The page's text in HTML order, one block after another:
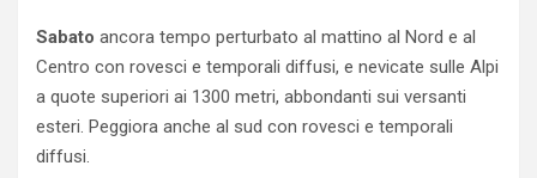
Sabato ancora tempo perturbato al mattino al Nord e al
Centro con rovesci e temporali diffusi, e nevicate sulle Alpi
a quote superiori ai 1300 metri, abbondanti sui versanti
esteri. Peggiora anche al sud con rovesci e temporali
diffusi.